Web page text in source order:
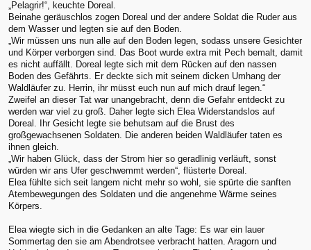
„Pelagrir!“, keuchte Doreal.
Beinahe geräuschlos zogen Doreal und der andere Soldat die Ruder aus
dem Wasser und legten sie auf den Boden.
„Wir müssen uns nun alle auf den Boden legen, sodass unsere Gesichter
und Körper verborgen sind. Das Boot wurde extra mit Pech bemalt, damit
es nicht auffällt. Doreal legte sich mit dem Rücken auf den nassen
Boden des Gefährts. Er deckte sich mit seinem dicken Umhang der
Waldläufer zu. Herrin, ihr müsst euch nun auf mich drauf legen.“
Zweifel an dieser Tat war unangebracht, denn die Gefahr entdeckt zu
werden war viel zu groß. Daher legte sich Elea Widerstandslos auf
Doreal. Ihr Gesicht legte sie behutsam auf die Brust des
großgewachsenen Soldaten. Die anderen beiden Waldläufer taten es
ihnen gleich.
„Wir haben Glück, dass der Strom hier so geradlinig verläuft, sonst
würden wir ans Ufer geschwemmt werden“, flüsterte Doreal.
Elea fühlte sich seit langem nicht mehr so wohl, sie spürte die sanften
Atembewegungen des Soldaten und die angenehme Wärme seines
Körpers.
Elea wiegte sich in die Gedanken an alte Tage: Es war ein lauer
Sommertag den sie am Abendrotsee verbracht hatten. Aragorn und